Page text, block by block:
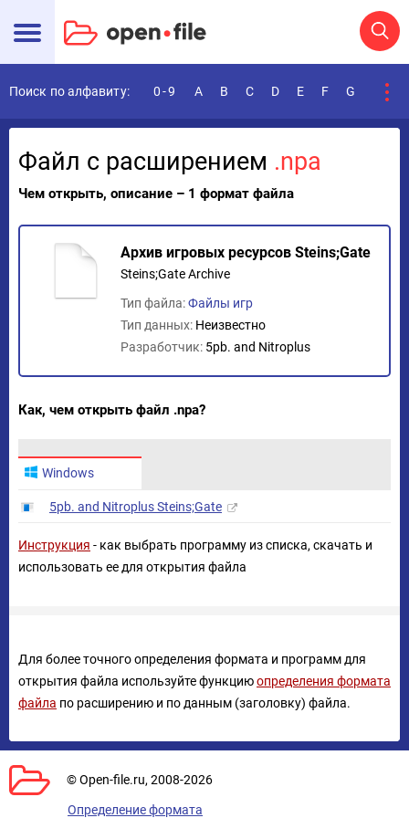
Поиск по алфавиту: 0-9 A B C D E F G
Файл с расширением .npa
Чем открыть, описание – 1 формат файла
Архив игровых ресурсов Steins;Gate
Steins;Gate Archive
Тип файла:Файлы игр
Тип данных: Неизвестно
Разработчик: 5pb. and Nitroplus
Как, чем открыть файл .npa?
Windows
5pb. and Nitroplus Steins;Gate
Инструкция - как выбрать программу из списка, скачать и
использовать ее для открытия файла
Для более точного определения формата и программ для
открытия файла используйте функциюопределения формата
файла по расширению и по данным (заголовку) файла.
© Open-file.ru, 2008-2026
Определение формата